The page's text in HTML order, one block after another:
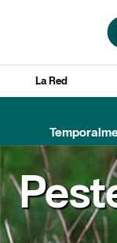
Saltar al contenido
La Red